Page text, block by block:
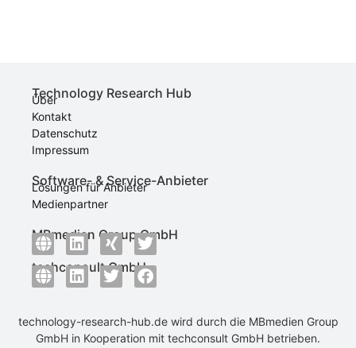
Technology Research Hub
Über
Kontakt
Datenschutz
Impressum
Software- & Service-Anbieter
Lösungen für Anbieter
Medienpartner
MBmedien Group GmbH
techconsult GmbH
technology-research-hub.de wird durch die MBmedien Group
GmbH in Kooperation mit techconsult GmbH betrieben.